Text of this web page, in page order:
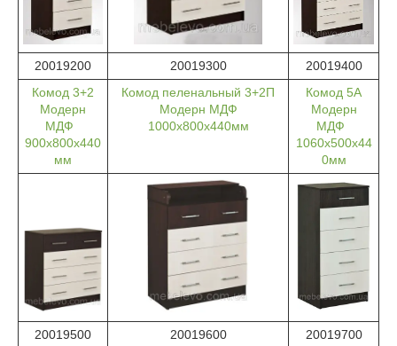
20019200 20019300
20019400
Комод 3+2
Модерн
МДФ
900х800х440
мм
Комод пеленальный 3+2П
Модерн МДФ
1000х800х440мм
Комод 5А
Модерн
МДФ
1060х500х44
0мм
20019500 20019600
20019700